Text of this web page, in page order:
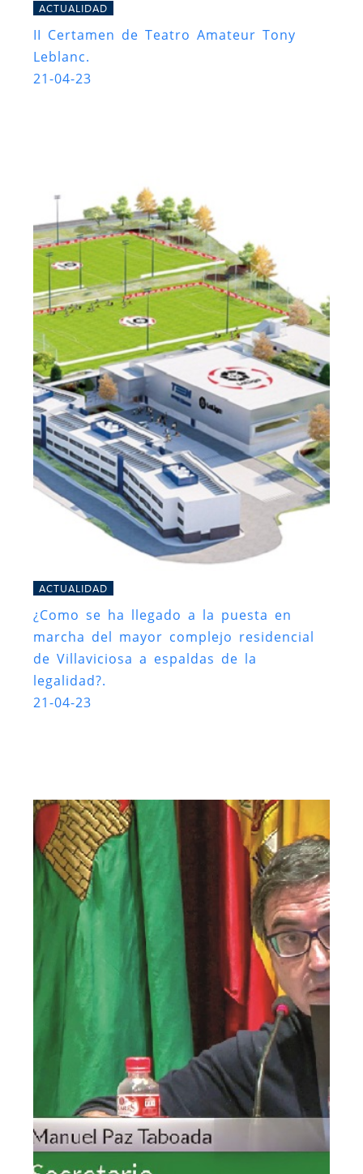
ACTUALIDAD
II Certamen de Teatro Amateur Tony
Leblanc.
21-04-23
ACTUALIDAD
¿Como se ha llegado a la puesta en
marcha del mayor complejo residencial
de Villaviciosa a espaldas de la
legalidad?.
21-04-23